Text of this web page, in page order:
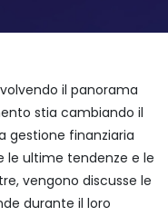
il panorama
stia cambiando il
gestione finanziaria
le ultime tendenze e le
vengono discusse le
durante il loro